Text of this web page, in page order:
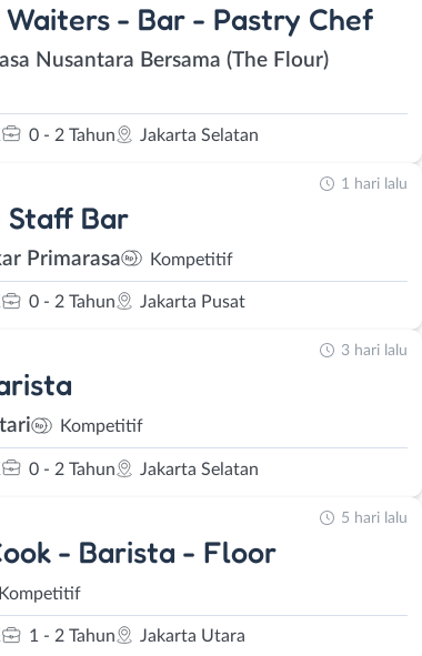
Waiters - Bar - Pastry Chef
Nusantara Bersama (The Flour)
0 - 2 Tahun Jakarta Selatan
Staff Bar
Primarasa Kompetitif
0 - 2 Tahun Jakarta Pusat
1 hari lalu
Kompetitif
0 - 2 Tahun Jakarta Selatan
3 hari lalu
- Barista - Floor
Kompetitif
1 - 2 Tahun Jakarta Utara
5 hari lalu